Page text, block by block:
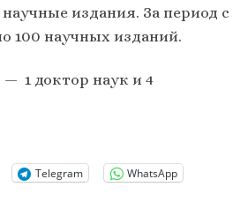
издания. За период с
100 научных изданий.
1 доктор наук и 4
Telegram WhatsApp